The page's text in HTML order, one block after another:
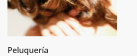
Peluquería